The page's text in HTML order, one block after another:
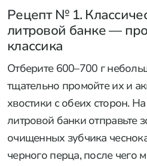
Рецепт № 1.
литровой банке —
классика
Отберите 600–700 г
тщательно промойте их и
хвостики с обеих сторон.
литровой банки отправьте
очищенных зубчика
черного перца, после чего